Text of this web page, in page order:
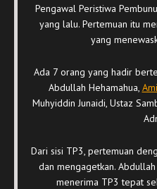
Pengawal Peristiwa
yang lalu. Pertemuan itu
yang
Ada 7 orang yang hadir
Abdullah Hehamahua,
Muhyiddin Junaidi, Ustaz
Dari sisi TP3, pertemuan
dan mengagetkan.
menerima TP3 tepat